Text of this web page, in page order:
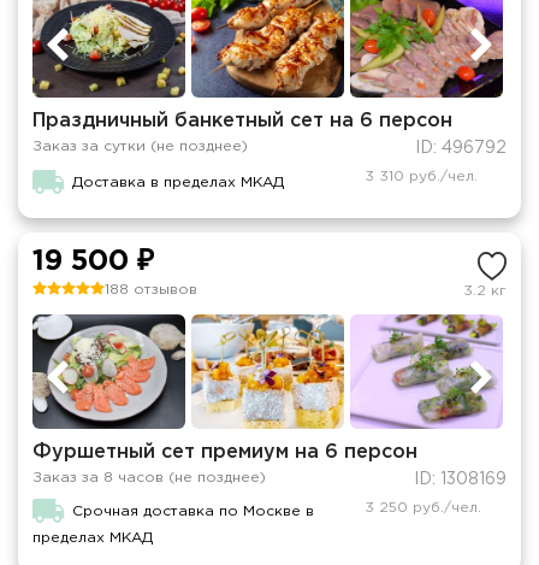
Праздничный банкетный сет на 6 персон
Заказ за сутки (не позднее) ID: 496792
Доставка в пределах МКАД 3 310 руб./чел.
19 500 ₽
188 отзывов 3.2 кг
Фуршетный сет премиум на 6 персон
Заказ за 8 часов (не позднее) ID: 1308169
Срочная доставка по Москве в
пределах МКАД
3 250 руб./чел.